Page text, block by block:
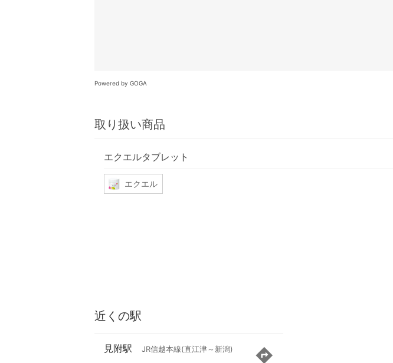
Powered by GOGA
取り扱い商品
エクエルタブレット
エクエル
近くの駅
見附駅 JR信越本線(直江津～新潟)